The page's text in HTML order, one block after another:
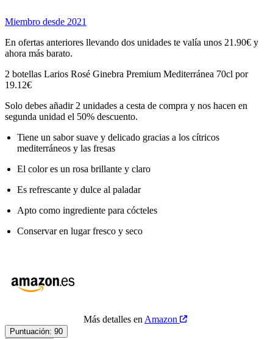
Miembro desde 2021
En ofertas anteriores llevando dos unidades te valía unos 21.90€ y
ahora más barato.
2 botellas Larios Rosé Ginebra Premium Mediterránea 70cl por
19.12€
Solo debes añadir 2 unidades a cesta de compra y nos hacen en
segunda unidad el 50% descuento.
Tiene un sabor suave y delicado gracias a los cítricos
mediterráneos y las fresas
El color es un rosa brillante y claro
Es refrescante y dulce al paladar
Apto como ingrediente para cócteles
Conservar en lugar fresco y seco
Más detalles en Amazon
Puntuación: 90